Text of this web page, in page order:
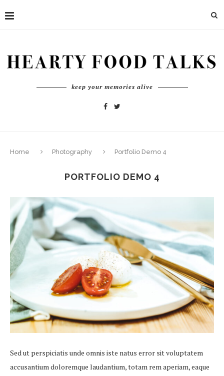
keep your memories alive
Home Photography Portfolio Demo 4
PORTFOLIO DEMO 4
Sed ut perspiciatis unde omnis iste natus error sit voluptatem
accusantium doloremque laudantium, totam rem aperiam, eaque